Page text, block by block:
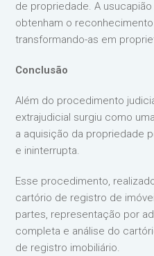
de propriedade. A
obtenham o
transformando-as em
Conclusão
Além do procedimento
extrajudicial surgiu como
a aquisição da propriedade
e ininterrupta.
Esse procedimento,
cartório de registro de
partes, representação por
completa e análise do
de registro imobiliário.